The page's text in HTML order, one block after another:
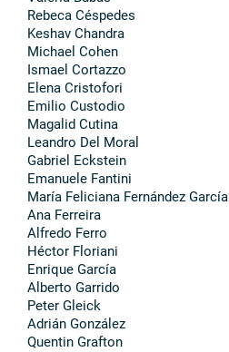
Rebeca Céspedes
Keshav Chandra
Michael Cohen
Ismael Cortazzo
Elena Cristofori
Emilio Custodio
Magalid Cutina
Leandro Del Moral
Gabriel Eckstein
Emanuele Fantini
María Feliciana Fernández García
Ana Ferreira
Alfredo Ferro
Héctor Floriani
Enrique García
Alberto Garrido
Peter Gleick
Adrián González
Quentin Grafton